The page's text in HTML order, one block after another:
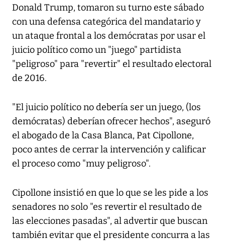
Donald Trump, tomaron su turno este sábado
con una defensa categórica del mandatario y
un ataque frontal a los demócratas por usar el
juicio político como un "juego" partidista
"peligroso" para "revertir" el resultado electoral
de 2016.
"El juicio político no debería ser un juego, (los
demócratas) deberían ofrecer hechos", aseguró
el abogado de la Casa Blanca, Pat Cipollone,
poco antes de cerrar la intervención y calificar
el proceso como "muy peligroso".
Cipollone insistió en que lo que se les pide a los
senadores no solo "es revertir el resultado de
las elecciones pasadas", al advertir que buscan
también evitar que el presidente concurra a las